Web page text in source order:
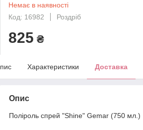
Немає в наявності
Код: 16982
Роздріб
825 ₴
Характеристики Доставка
Опис
Поліроль спрей "Shine" Gemar (750 мл.)